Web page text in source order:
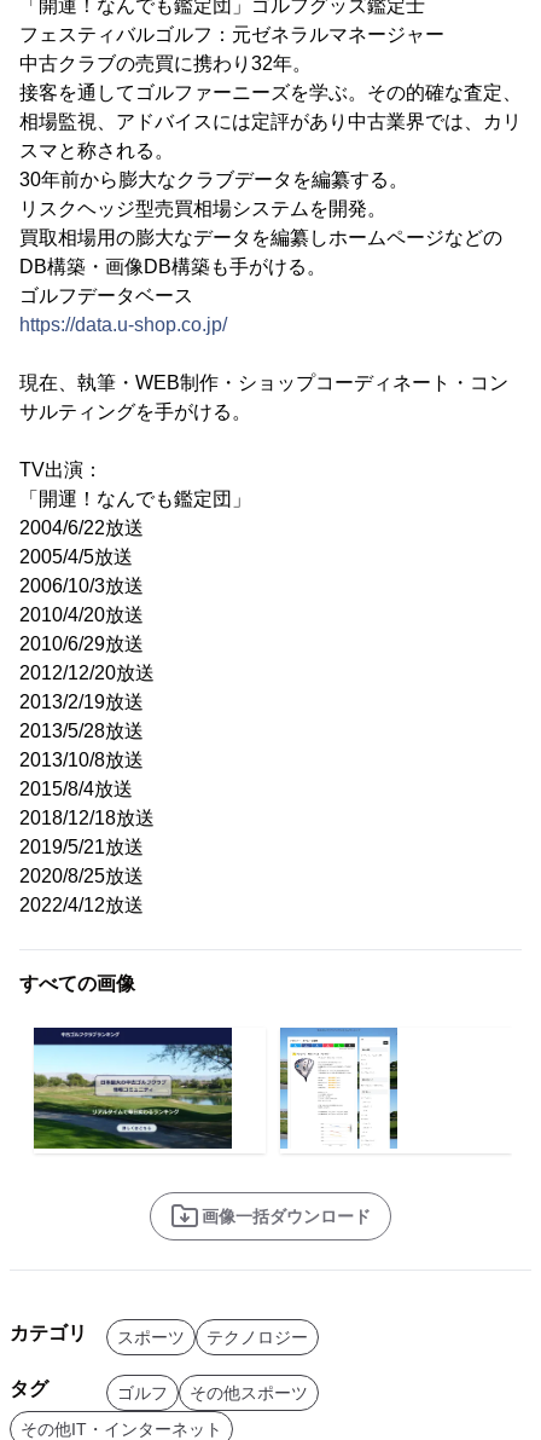
「開運！なんでも鑑定団」ゴルフグッズ鑑定士
フェスティバルゴルフ：元ゼネラルマネージャー
中古クラブの売買に携わり32年。
接客を通してゴルファーニーズを学ぶ。その的確な査定、
相場監視、アドバイスには定評があり中古業界では、カリ
スマと称される。
30年前から膨大なクラブデータを編纂する。
リスクヘッジ型売買相場システムを開発。
買取相場用の膨大なデータを編纂しホームページなどの
DB構築・画像DB構築も手がける。
ゴルフデータベース
https://data.u-shop.co.jp/
現在、執筆・WEB制作・ショップコーディネート・コン
サルティングを手がける。
TV出演：
「開運！なんでも鑑定団」
2004/6/22放送
2005/4/5放送
2006/10/3放送
2010/4/20放送
2010/6/29放送
2012/12/20放送
2013/2/19放送
2013/5/28放送
2013/10/8放送
2015/8/4放送
2018/12/18放送
2019/5/21放送
2020/8/25放送
2022/4/12放送
すべての画像
画像一括ダウンロード
カテゴリ スポーツ テクノロジー
タグ ゴルフ
その他スポーツ
その他IT・インターネット